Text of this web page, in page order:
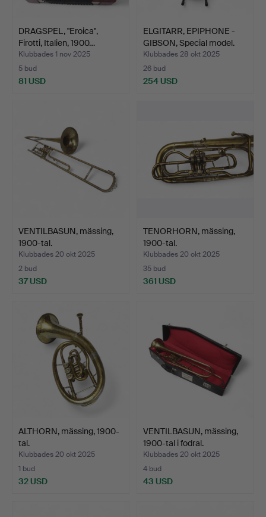
DRAGSPEL, "Eroica",
Firotti, Italien, 1900…
Klubbades 1 nov 2025
5 bud
81 USD
ELGITARR, EPIPHONE -
GIBSON, Special model.
Klubbades 28 okt 2025
26 bud
254 USD
VENTILBASUN, mässing,
1900-tal.
Klubbades 20 okt 2025
2 bud
37 USD
TENORHORN, mässing,
1900-tal.
Klubbades 20 okt 2025
35 bud
361 USD
ALTHORN, mässing, 1900-
tal.
Klubbades 20 okt 2025
1 bud
32 USD
VENTILBASUN, mässing,
1900-tal i fodral.
Klubbades 20 okt 2025
4 bud
43 USD